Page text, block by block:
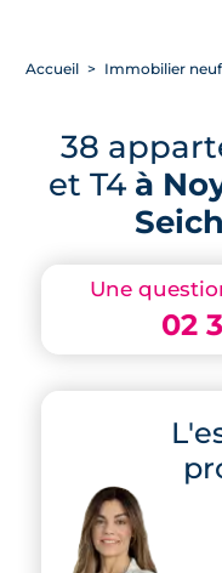
Une
02
Accueil Immobilier
38
et T4 à